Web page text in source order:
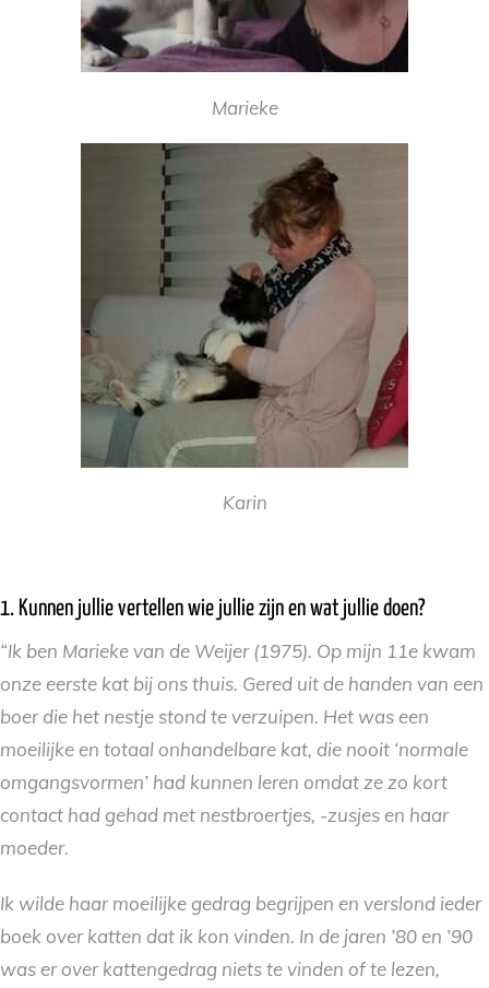
Marieke
Karin
1. Kunnen jullie vertellen wie jullie zijn en wat jullie doen?
“Ik ben Marieke van de Weijer (1975). Op mijn 11e kwam
onze eerste kat bij ons thuis. Gered uit de handen van een
boer die het nestje stond te verzuipen. Het was een
moeilijke en totaal onhandelbare kat, die nooit ‘normale
omgangsvormen’ had kunnen leren omdat ze zo kort
contact had gehad met nestbroertjes, -zusjes en haar
moeder.
Ik wilde haar moeilijke gedrag begrijpen en verslond ieder
boek over katten dat ik kon vinden. In de jaren ’80 en ’90
was er over kattengedrag niets te vinden of te lezen,